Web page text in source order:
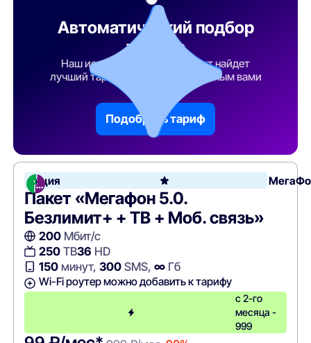
Автоматический подбор
тарифа
Наш искусственный интеллект найдет
лучший тарифный план по указанным вами
Подобрать тариф
Акция
Пакет «Мегафон 5.0.
Безлимит+ + ТВ + Моб. связь»
200Мбит/с
250ТВ36 HD
150минут, 300SMS, ∞Гб
Wi-Fi роутер можно добавить к тарифу
с 2-го
месяца -
999